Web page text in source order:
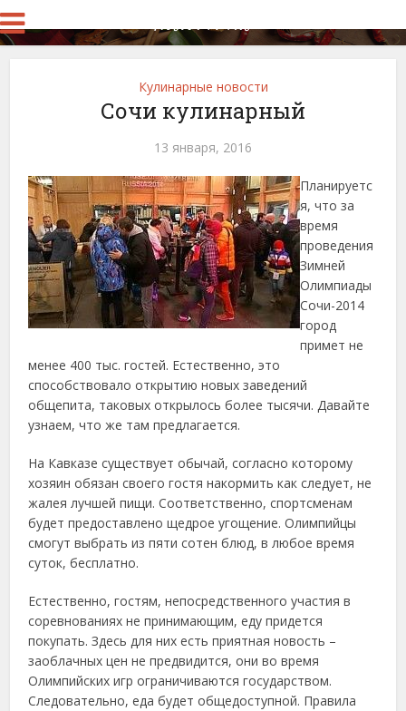
Кулинарные новости
Сочи кулинарный
13 января, 2016
Планируетс
я, что за
время
проведения
Зимней
Олимпиады
Сочи-2014
город
примет не
менее 400 тыс. гостей. Естественно, это
способствовало открытию новых заведений
общепита, таковых открылось более тысячи. Давайте
узнаем, что же там предлагается.
На Кавказе существует обычай, согласно которому
хозяин обязан своего гостя накормить как следует, не
жалея лучшей пищи. Соответственно, спортсменам
будет предоставлено щедрое угощение. Олимпийцы
смогут выбрать из пяти сотен блюд, в любое время
суток, бесплатно.
Естественно, гостям, непосредственного участия в
соревнованиях не принимающим, еду придется
покупать. Здесь для них есть приятная новость –
заоблачных цен не предвидится, они во время
Олимпийских игр ограничиваются государством.
Следовательно, еда будет общедоступной. Правила